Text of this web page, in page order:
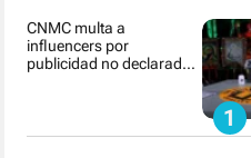
CNMC multa a
influencers por
publicidad no declarada y